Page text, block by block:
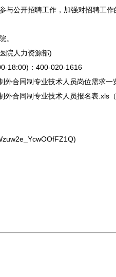
与公开招聘工作，加强对招聘工作
。
院人力资源部)
18:00)：400-020-1616
外合同制专业技术人员岗位需求一
外合同制专业技术人员报名表.xls（